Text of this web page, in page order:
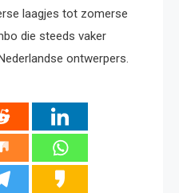
laagjes tot zomerse
die steeds vaker
ontwerpers.